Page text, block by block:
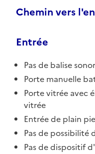
Chemin vers
Entrée
Pas de balise
Porte manuelle
Porte vitrée avec
vitrée
Entrée de plain
Pas de possibilité
Pas de dispositif